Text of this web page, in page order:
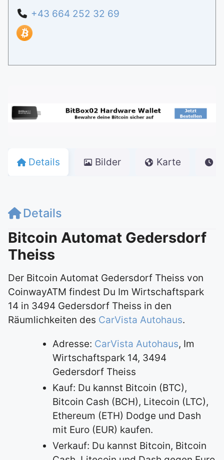
+43 664 252 32 69
Details Bilder Karte
Details
Bitcoin Automat Gedersdorf
Theiss
Der Bitcoin Automat Gedersdorf Theiss von
CoinwayATM findest Du Im Wirtschaftspark
14 in 3494 Gedersdorf Theiss in den
Räumlichkeiten des CarVista Autohaus.
Adresse: CarVista Autohaus, Im
Wirtschaftspark 14, 3494
Gedersdorf Theiss
Kauf: Du kannst Bitcoin (BTC),
Bitcoin Cash (BCH), Litecoin (LTC),
Ethereum (ETH) Dodge und Dash
mit Euro (EUR) kaufen.
Verkauf: Du kannst Bitcoin, Bitcoin